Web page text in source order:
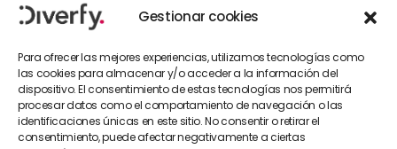
Gestionar cookies
Para ofrecer las mejores experiencias, utilizamos tecnologías como
las cookies para almacenar y/o acceder a la información del
dispositivo. El consentimiento de estas tecnologías nos permitirá
procesar datos como el comportamiento de navegación o las
identificaciones únicas en este sitio. No consentir o retirar el
consentimiento, puede afectar negativamente a ciertas
Mi cuenta
INFORMACIÓN PARA EL CLIENTE
Contáctanos